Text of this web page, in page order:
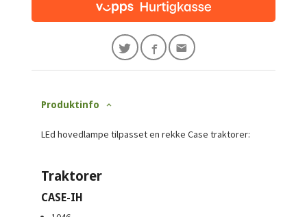
Produktinfo
LEd hovedlampe tilpasset en rekke Case traktorer:
Traktorer
CASE-IH